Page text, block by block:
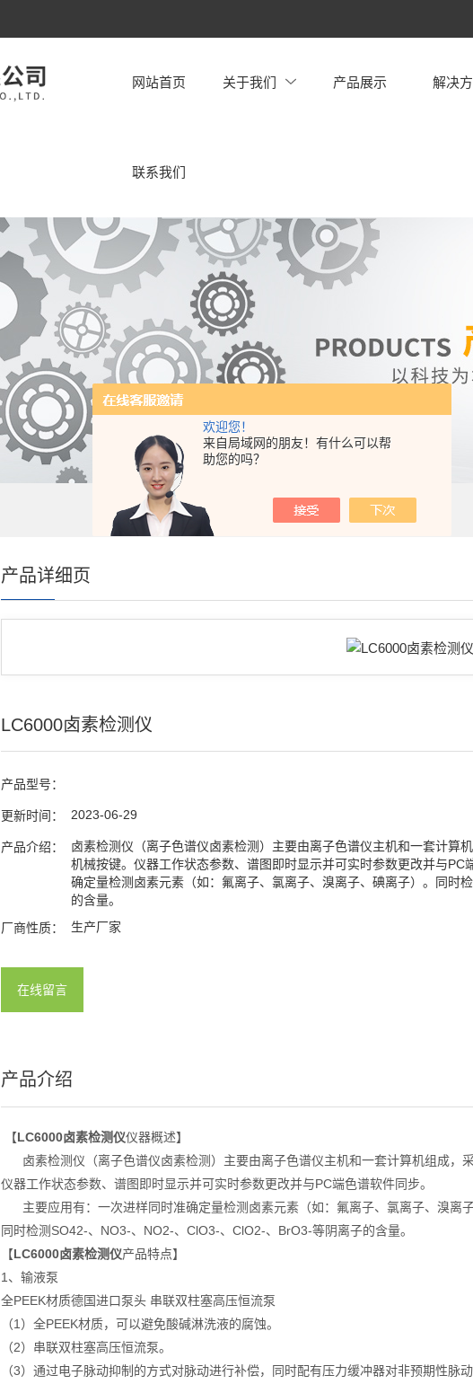
欢迎您！
来自局域网的朋友！有什么可以帮
助您的吗？
网站首页 关于我们 产品展示 解决
联系我们
产品详细页
LC6000卤素检测仪
产品型号：
更新时间： 2023-06-29
产品介绍：
卤素检测仪（离子色谱仪卤素检测）主要由离子色谱仪主机和一套计算
机械按键。仪器工作状态参数、谱图即时显示并可实时参数更改并与
确定量检测卤素元素（如：氟离子、氯离子、溴离子、碘离子）。同时
的含量。
厂商性质： 生产厂家
在线留言
产品介绍
【LC6000卤素检测仪仪器概述】
卤素检测仪（离子色谱仪卤素检测）主要由离子色谱仪主机和一套计算机组成，
仪器工作状态参数、谱图即时显示并可实时参数更改并与PC端色谱软件同步。
主要应用有：一次进样同时准确定量检测卤素元素（如：氟离子、氯离子、溴离子
同时检测SO42-、NO3-、NO2-、ClO3-、ClO2-、BrO3-等阴离子的含量。
【LC6000卤素检测仪产品特点】
1、输液泵
全PEEK材质德国进口泵头 串联双柱塞高压恒流泵
（1）全PEEK材质，可以避免酸碱淋洗液的腐蚀。
（2）串联双柱塞高压恒流泵。
（3）通过电子脉动抑制的方式对脉动进行补偿，同时配有压力缓冲器对非预期性脉动